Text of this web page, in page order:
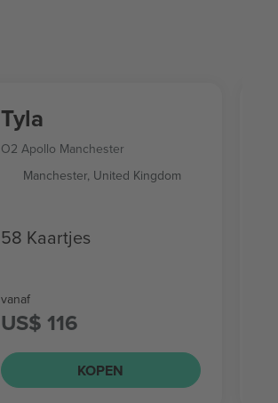
Tyla
O2 Apollo Manchester
Manchester, United Kingdom
58 Kaartjes
vanaf
US$ 116
KOPEN